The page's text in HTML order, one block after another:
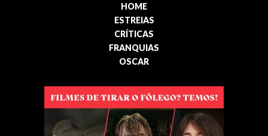
HOME
ESTREIAS
CRÍTICAS
FRANQUIAS
OSCAR